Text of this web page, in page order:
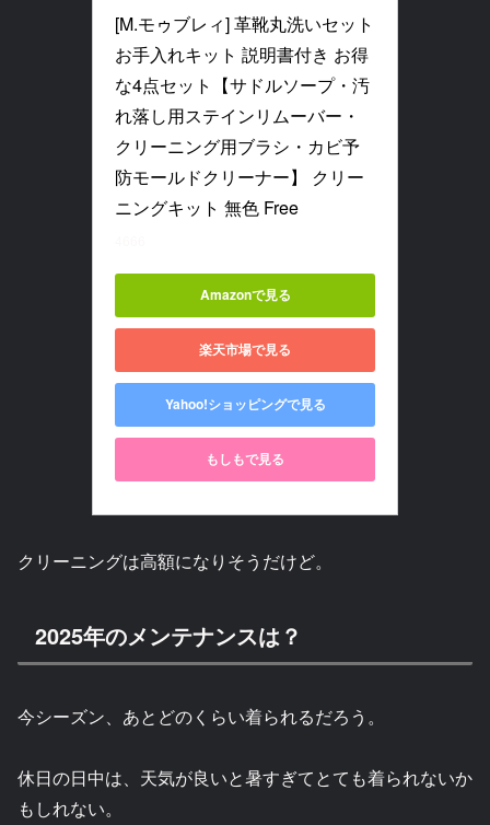
[M.モゥブレィ] 革靴丸洗いセット
お手入れキット 説明書付き お得
な4点セット【サドルソープ・汚
れ落し用ステインリムーバー・
クリーニング用ブラシ・カビ予
防モールドクリーナー】 クリー
ニングキット 無色 Free
Amazonで見る
楽天市場で見る
Yahoo!ショッピングで見る
もしもで見る
クリーニングは高額になりそうだけど。
2025年のメンテナンスは？
今シーズン、あとどのくらい着られるだろう。
休日の日中は、天気が良いと暑すぎてとても着られないか
もしれない。